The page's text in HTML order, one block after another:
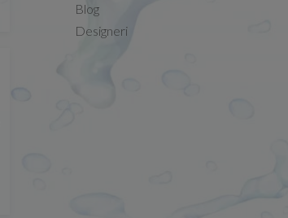
Blog
Designeri